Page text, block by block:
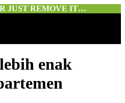
JUST REMOVE IT…
enak